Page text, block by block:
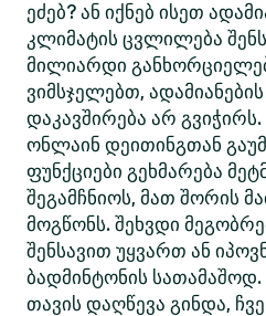
ეძებ? ან იქნებ ისეთ
კლიმატის ცვლილება
მილიარდი
ვიმსჯელებთ,
დაკავშირება არ
ონლაინ დეითინგთან
ფუნქციები გეხმარება
შეგამჩნიოს, მათ შორის
მოგწონს. შეხვდი
შენსავით უყვართ ან
ბადმინტონის
თავის დაღწევა გინდა,